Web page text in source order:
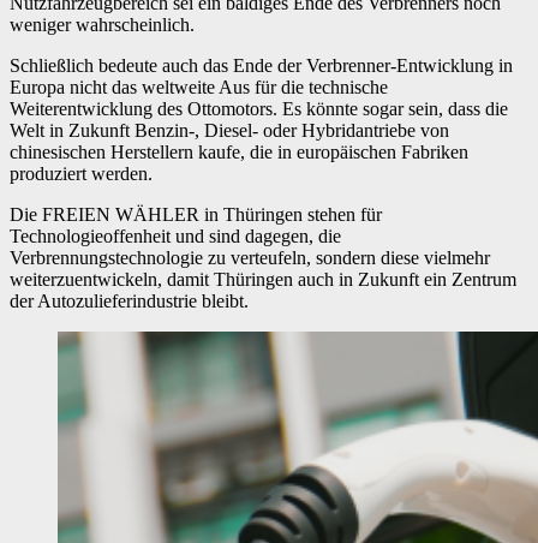
weniger wahrscheinlich.
Schließlich bedeute auch das Ende der Verbrenner-Entwicklung in
Europa nicht das weltweite Aus für die technische
Weiterentwicklung des Ottomotors. Es könnte sogar sein, dass die
Welt in Zukunft Benzin-, Diesel- oder Hybridantriebe von
chinesischen Herstellern kaufe, die in europäischen Fabriken
produziert werden.
Die FREIEN WÄHLER in Thüringen stehen für
Technologieoffenheit und sind dagegen, die
Verbrennungstechnologie zu verteufeln, sondern diese vielmehr
weiterzuentwickeln, damit Thüringen auch in Zukunft ein Zentrum
der Autozulieferindustrie bleibt.